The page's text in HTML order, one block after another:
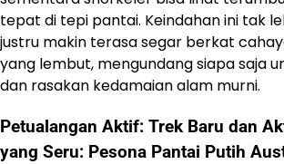
tepat di tepi pantai. Keindahan ini tak
justru makin terasa segar berkat
yang lembut, mengundang siapa saja
dan rasakan kedamaian alam murni.
Petualangan Aktif: Trek Baru dan
yang Seru: Pesona Pantai Putih